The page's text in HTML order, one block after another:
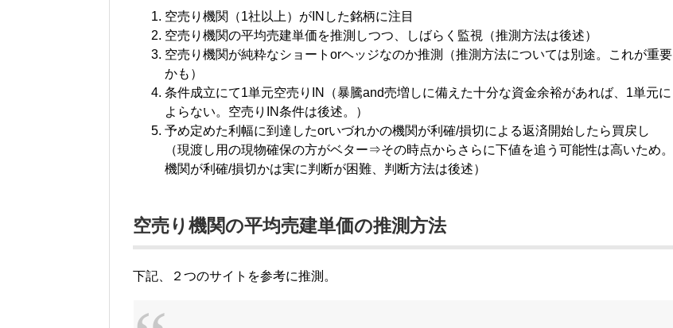
空売り機関（1社以上）がINした銘柄に注目
空売り機関の平均売建単価を推測しつつ、しばらく監視（推測方法は後述）
空売り機関が純粋なショートorヘッジなのか推測（推測方法については別途。これが重要
かも）
条件成立にて1単元空売りIN（暴騰and売増しに備えた十分な資金余裕があれば、1単元に
よらない。空売りIN条件は後述。）
予め定めた利幅に到達したorいづれかの機関が利確/損切による返済開始したら買戻し
（現渡し用の現物確保の方がベター⇒その時点からさらに下値を追う可能性は高いため。
機関が利確/損切かは実に判断が困難、判断方法は後述）
空売り機関の平均売建単価の推測方法
下記、２つのサイトを参考に推測。